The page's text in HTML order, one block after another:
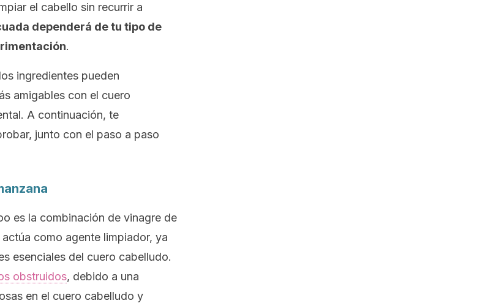
el cabello sin recurrir a
dependerá de tu tipo de
.
ingredientes pueden
amigables con el cuero
A continuación, te
junto con el paso a paso
es la combinación de vinagre de
como agente limpiador, ya
esenciales del cuero cabelludo.
obstruidos, debido a una
en el cuero cabelludo y